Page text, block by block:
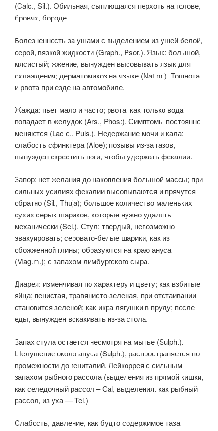
(Calc., Sil.). Обильная, сыплющаяся перхоть на голове,
бровях, бороде.
Болезненность за ушами с выделением из ушей белой,
серой, вязкой жидкости (Graph., Psor.). Язык: большой,
мясистый; жжение, вынужден высовывать язык для
охлаждения; дерматомикоз на языке (Nat.m.). Тошнота
и рвота при езде на автомобиле.
Жажда: пьет мало и часто; рвота, как только вода
попадает в желудок (Ars., Phos:). Симптомы постоянно
меняются (Lac с., Puls.). Недержание мочи и кала:
слабость сфинктера (Aloe); позывы из-за газов,
вынужден скрестить ноги, чтобы удержать фекалии.
Запор: нет желания до накопления большой массы; при
сильных усилиях фекалии высовываются и прячутся
обратно (Sil., Thuja); большое количество маленьких
сухих серых шариков, которые нужно удалять
механически (Sel.). Стул: твердый, невозможно
эвакуировать; серовато-белые шарики, как из
обожженной глины; образуются на краю ануса
(Mag.m.); с запахом лимбургского сыра.
Диарея: изменчивая по характеру и цвету; как взбитые
яйца; пенистая, травянисто-зеленая, при отстаивании
становится зеленой; как икра лягушки в пруду; после
еды, вынужден вскакивать из-за стола.
Запах стула остается несмотря на мытье (Sulph.).
Шелушение около ануса (Sulph.); распространяется по
промежности до гениталий. Лейкоррея с сильным
запахом рыбного рассола (выделения из прямой кишки,
как селедочный рассол – Саl, выделения, как рыбный
рассол, из уха — Tel.)
Слабость, давление, как будто содержимое таза